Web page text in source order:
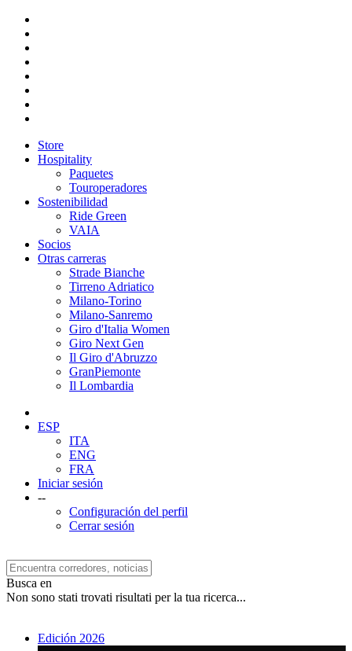
Store
Hospitality
Paquetes
Touroperadores
Sostenibilidad
Ride Green
VAIA
Socios
Otras carreras
Strade Bianche
Tirreno Adriatico
Milano-Torino
Milano-Sanremo
Giro d'Italia Women
Giro Next Gen
Il Giro d'Abruzzo
GranPiemonte
Il Lombardia
ESP
ITA
ENG
FRA
Iniciar sesión
--
Configuración del perfil
Cerrar sesión
Busca en
Non sono stati trovati risultati per la tua ricerca...
Edición 2026